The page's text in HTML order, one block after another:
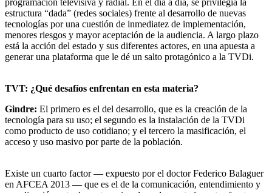
programación televisiva y radial. En el día a día, se privilegia la
estructura “dada” (redes sociales) frente al desarrollo de nuevas
tecnologías por una cuestión de inmediatez de implementación,
menores riesgos y mayor aceptación de la audiencia. A largo plazo
está la acción del estado y sus diferentes actores, en una apuesta a
generar una plataforma que le dé un salto protagónico a la TVDi.
TVT: ¿Qué desafíos enfrentan en esta materia?
Gindre: El primero es el del desarrollo, que es la creación de la
tecnología para su uso; el segundo es la instalación de la TVDi
como producto de uso cotidiano; y el tercero la masificación, el
acceso y uso masivo por parte de la población.
Existe un cuarto factor — expuesto por el doctor Federico Balaguer
en AFCEA 2013 — que es el de la comunicación, entendimiento y